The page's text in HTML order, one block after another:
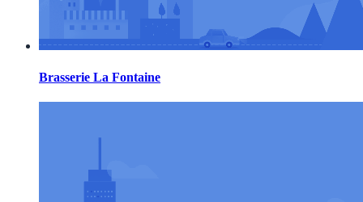
Brasserie La Fontaine